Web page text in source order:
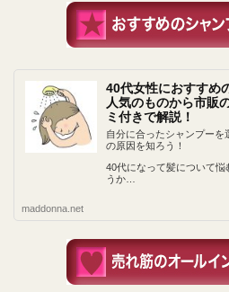
40代女性におすすめ
人気のものから市販
ミ付きで解説！
自分に合ったシャンプー
の原因を知ろう！
40代になって髪について悩
うか…
maddonna.net